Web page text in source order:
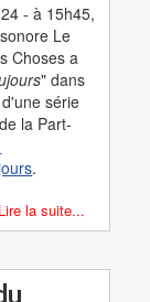
- à 15h45,
Le
Choses a
" dans
série
la Part-
.
la suite...